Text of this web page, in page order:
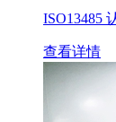
ISO13485
查看详情